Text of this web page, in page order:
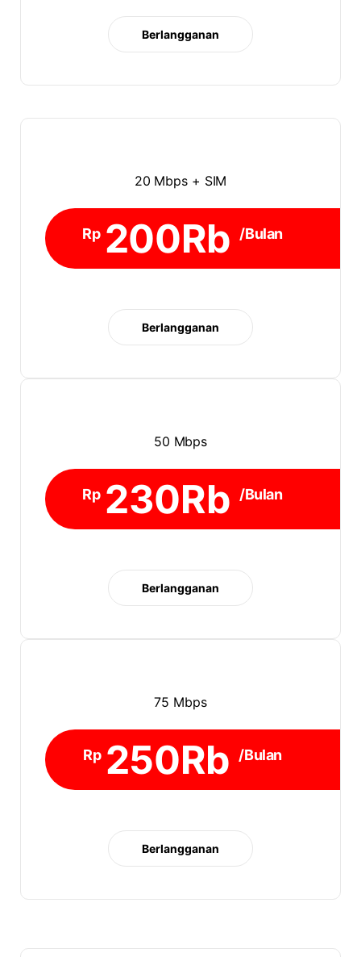
Berlangganan
20 Mbps + SIM
Rp 200Rb /Bulan
Berlangganan
50 Mbps
Rp 230Rb /Bulan
Berlangganan
75 Mbps
Rp 250Rb /Bulan
Berlangganan